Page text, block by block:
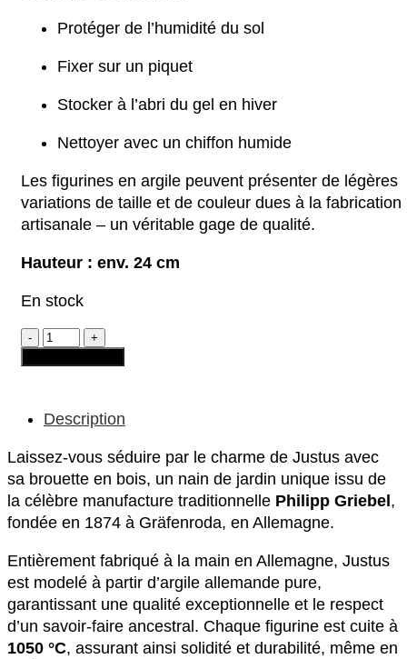
Protéger de l’humidité du sol
Fixer sur un piquet
Stocker à l’abri du gel en hiver
Nettoyer avec un chiffon humide
Les figurines en argile peuvent présenter de légères
variations de taille et de couleur dues à la fabrication
artisanale – un véritable gage de qualité.
Hauteur : env. 24 cm
En stock
quantité
de
Nain
–
avec
brouette
en
bois
»
Description
Laissez-vous séduire par le charme de Justus avec
sa brouette en bois, un nain de jardin unique issu de
la célèbre manufacture traditionnelle Philipp Griebel,
fondée en 1874 à Gräfenroda, en Allemagne.
Entièrement fabriqué à la main en Allemagne, Justus
est modelé à partir d’argile allemande pure,
garantissant une qualité exceptionnelle et le respect
d’un savoir-faire ancestral. Chaque figurine est cuite à
1050 °C, assurant ainsi solidité et durabilité, même en